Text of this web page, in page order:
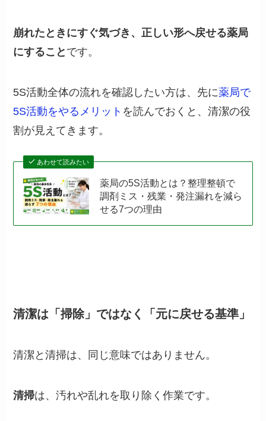
崩れたときにすぐ気づき、正しい形へ戻せる薬局
にすること です。
5S活動全体の流れを確認したい方は、先に薬局で
5S活動をやるメリット を読んでおくと、清潔の役
割が見えてきます。
あわせて読みたい
薬局の5S活動とは？整理整頓で
調剤ミス・残業・発注漏れを減ら
せる7つの理由
清潔は「掃除」ではなく「元に戻せる基準」
清潔と清掃は、同じ意味ではありません。
清掃は、汚れや乱れを取り除く作業です。